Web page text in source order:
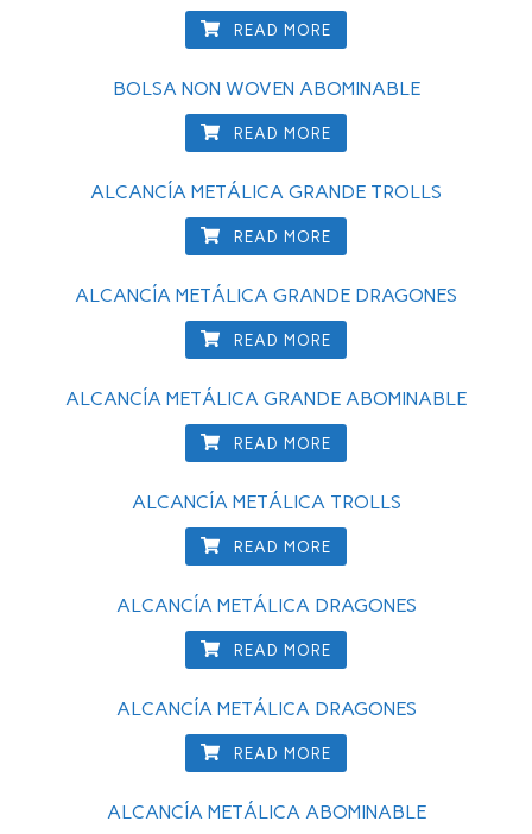
READ MORE
BOLSA NON WOVEN ABOMINABLE
READ MORE
ALCANCÍA METÁLICA GRANDE TROLLS
READ MORE
ALCANCÍA METÁLICA GRANDE DRAGONES
READ MORE
ALCANCÍA METÁLICA GRANDE ABOMINABLE
READ MORE
ALCANCÍA METÁLICA TROLLS
READ MORE
ALCANCÍA METÁLICA DRAGONES
READ MORE
ALCANCÍA METÁLICA DRAGONES
READ MORE
ALCANCÍA METÁLICA ABOMINABLE